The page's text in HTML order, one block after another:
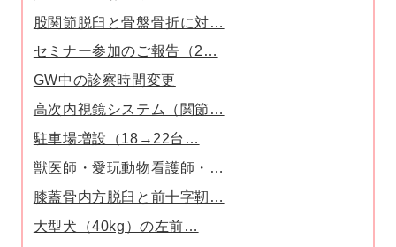
股関節脱臼と骨盤骨折に対…
セミナー参加のご報告（2…
GW中の診察時間変更
高次内視鏡システム（関節…
駐車場増設（18→22台…
獣医師・愛玩動物看護師・…
膝蓋骨内方脱臼と前十字靭…
大型犬（40kg）の左前…